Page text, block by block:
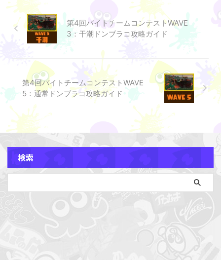
月22日(月)午前9時 開催場所 ナ
ンプラー遺跡 ビッグランはいつ
から？ ビッグランが、9月20日
(土)午前9時～9月22日(月)午前9
時までの期間中、ステージ「ナ
今回で第12回目の開催となる。
クマサン ...
ト「更新データ Ver.10.0.0」適
用後、サーモンランが重くなる
現象が相次いで報告されてい
る。とくにホスト回線が
Switch がホストでも同様の症
状が発生している。 プレイヤー
の声 【初代Switchのサ ...
第4回バイトチームコンテストWAVE
3：干潮ドンブラコ攻略ガイド
第4回バイトチームコンテストWAVE
5：通常ドンブラコ攻略ガイド
検索